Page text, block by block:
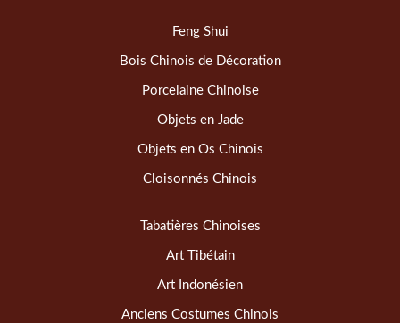
Feng Shui
Bois Chinois de Décoration
Porcelaine Chinoise
Objets en Jade
Objets en Os Chinois
Cloisonnés Chinois
Tabatières Chinoises
Art Tibétain
Art Indonésien
Anciens Costumes Chinois